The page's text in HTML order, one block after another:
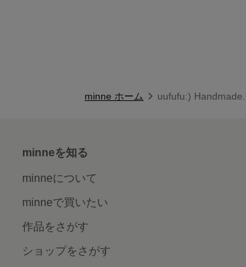
minne ホーム uufufu:)
minneを知る
minneについて
minneで買いたい
作品をさがす
ショップをさがす